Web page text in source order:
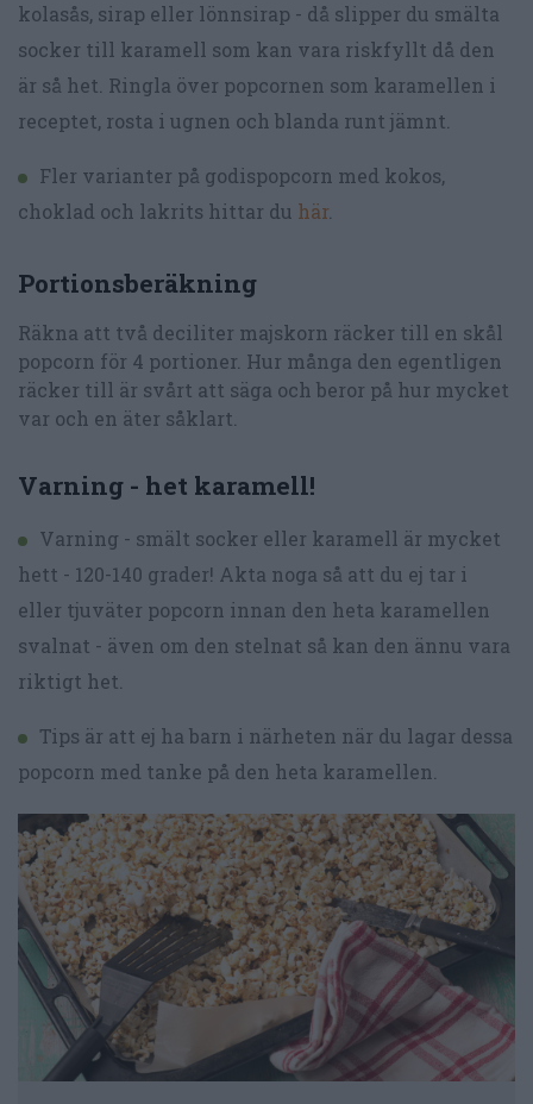
kolasås, sirap eller lönnsirap - då slipper du smälta
socker till karamell som kan vara riskfyllt då den
är så het. Ringla över popcornen som karamellen i
receptet, rosta i ugnen och blanda runt jämnt.
Fler varianter på godispopcorn med kokos,
choklad och lakrits hittar du här.
Portionsberäkning
Räkna att två deciliter majskorn räcker till en skål
popcorn för 4 portioner. Hur många den egentligen
räcker till är svårt att säga och beror på hur mycket
var och en äter såklart.
Varning - het karamell!
Varning - smält socker eller karamell är mycket
hett - 120-140 grader! Akta noga så att du ej tar i
eller tjuväter popcorn innan den heta karamellen
svalnat - även om den stelnat så kan den ännu vara
riktigt het.
Tips är att ej ha barn i närheten när du lagar dessa
popcorn med tanke på den heta karamellen.